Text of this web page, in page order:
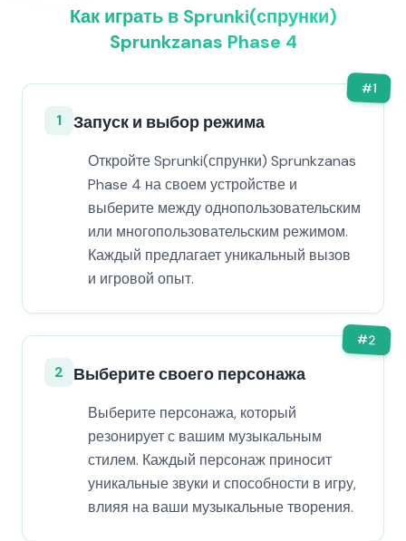
Как играть в Sprunki(спрунки)
Sprunkzanas Phase 4
#1
1 Запуск и выбор режима
Откройте Sprunki(спрунки) Sprunkzanas
Phase 4 на своем устройстве и
выберите между однопользовательским
или многопользовательским режимом.
Каждый предлагает уникальный вызов
и игровой опыт.
#2
2 Выберите своего персонажа
Выберите персонажа, который
резонирует с вашим музыкальным
стилем. Каждый персонаж приносит
уникальные звуки и способности в игру,
влияя на ваши музыкальные творения.